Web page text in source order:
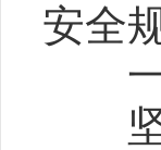
安全
一
坚